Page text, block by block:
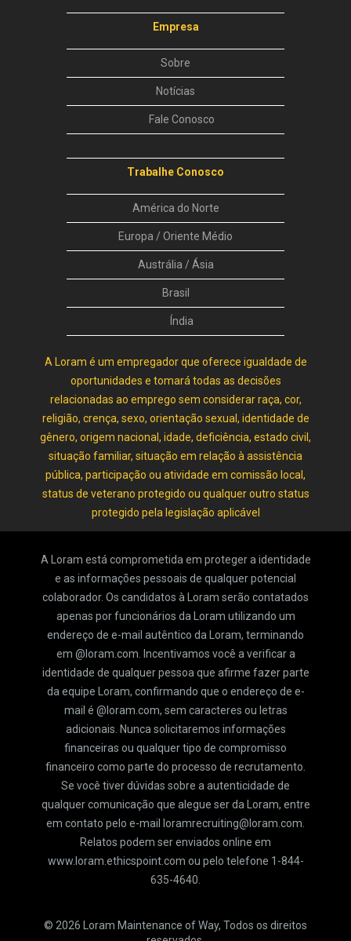
Empresa
Sobre
Notícias
Fale Conosco
Trabalhe Conosco
América do Norte
Europa / Oriente Médio
Austrália / Ásia
Brasil
Índia
A Loram é um empregador que oferece igualdade de
oportunidades e tomará todas as decisões
relacionadas ao emprego sem considerar raça, cor,
religião, crença, sexo, orientação sexual, identidade de
gênero, origem nacional, idade, deficiência, estado civil,
situação familiar, situação em relação à assistência
pública, participação ou atividade em comissão local,
status de veterano protegido ou qualquer outro status
protegido pela legislação aplicável
A Loram está comprometida em proteger a identidade
e as informações pessoais de qualquer potencial
colaborador. Os candidatos à Loram serão contatados
apenas por funcionários da Loram utilizando um
endereço de e-mail autêntico da Loram, terminando
em @loram.com. Incentivamos você a verificar a
identidade de qualquer pessoa que afirme fazer parte
da equipe Loram, confirmando que o endereço de e-
mail é @loram.com, sem caracteres ou letras
adicionais. Nunca solicitaremos informações
financeiras ou qualquer tipo de compromisso
financeiro como parte do processo de recrutamento.
Se você tiver dúvidas sobre a autenticidade de
qualquer comunicação que alegue ser da Loram, entre
em contato pelo e-mail loramrecruiting@loram.com.
Relatos podem ser enviados online em
www.loram.ethicspoint.com ou pelo telefone 1-844-
635-4640.
© 2026 Loram Maintenance of Way, Todos os direitos